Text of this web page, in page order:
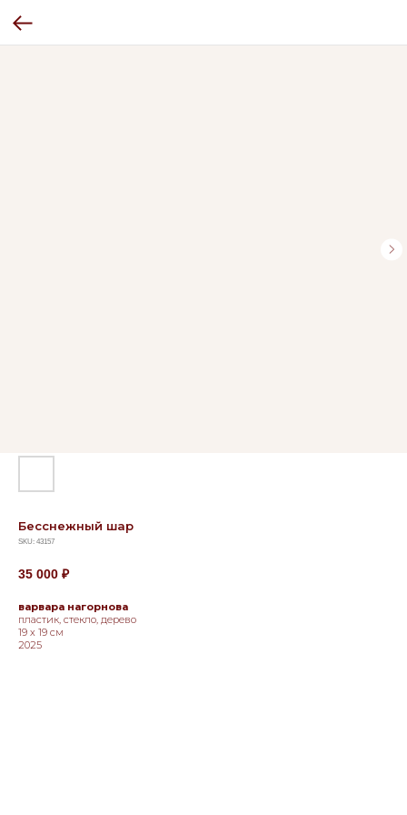
Бесснежный шар
SKU: 43157
35 000 ₽
варвара нагорнова
пластик, стекло, дерево
19 х 19 см
2025